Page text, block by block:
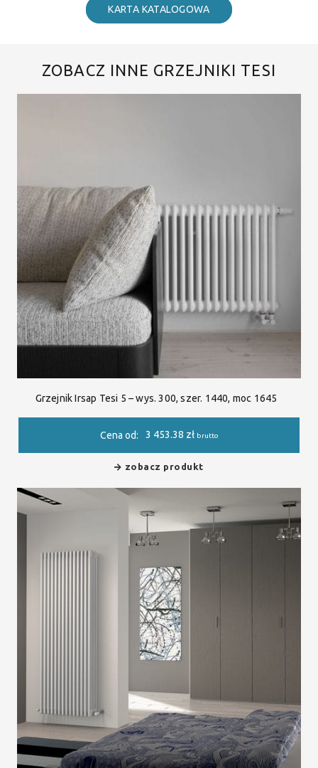
KARTA KATALOGOWA
ZOBACZ INNE GRZEJNIKI TESI
Grzejnik Irsap Tesi 5 – wys. 300, szer. 1440, moc 1645
Cena od: 3 453.38 zł brutto
zobacz produkt